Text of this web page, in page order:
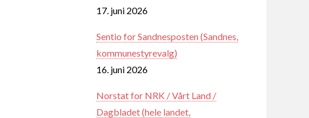
17. juni 2026
Sentio for Sandnesposten (Sandnes,
kommunestyrevalg)
16. juni 2026
Norstat for NRK / Vårt Land /
Dagbladet (hele landet,